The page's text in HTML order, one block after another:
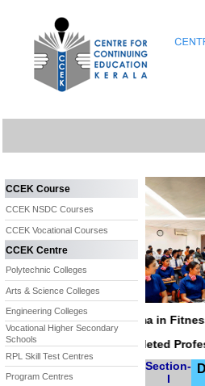
CCEK Course
CCEK NSDC Courses
CCEK Vocational Courses
CCEK Centre
Polytechnic Colleges
Arts & Science Colleges
Engineering Colleges
Vocational Higher Secondary
Schools
RPL Skill Test Centres
Program Centres
Professional Diploma in Fitness
successfully completed
Section-
I